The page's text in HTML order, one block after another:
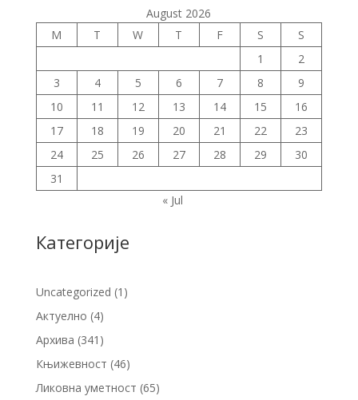
August 2026
M
T W T F S
S
1
2
3
4 5 6 7 8
9
10
11 12 13 14 15
16
17
18 19 20 21 22
23
24
25 26 27 28 29
30
31
« Jul
Категорије
Uncategorized (1)
Актуелно (4)
Архива (341)
Књижевност (46)
Ликовна уметност (65)